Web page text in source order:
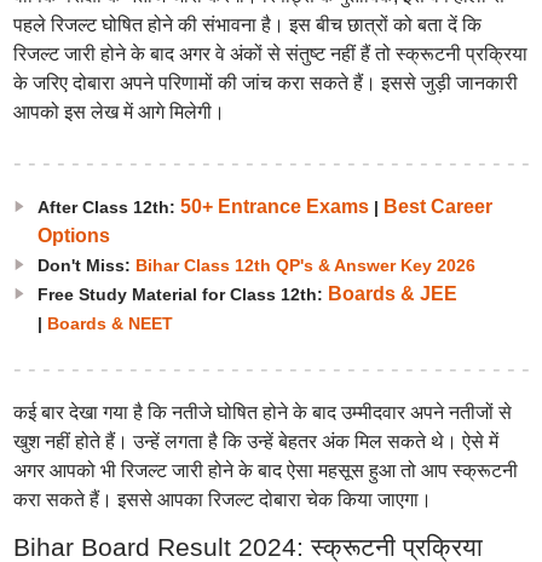
पहले रिजल्ट घोषित होने की संभावना है। इस बीच छात्रों को बता दें कि
रिजल्ट जारी होने के बाद अगर वे अंकों से संतुष्ट नहीं हैं तो स्क्रूटनी प्रक्रिया
के जरिए दोबारा अपने परिणामों की जांच करा सकते हैं। इससे जुड़ी जानकारी
आपको इस लेख में आगे मिलेगी।
After Class 12th: 50+ Entrance Exams| Best Career
Options
Don't Miss: Bihar Class 12th QP's & Answer Key 2026
Free Study Material for Class 12th: Boards & JEE
| Boards & NEET
कई बार देखा गया है कि नतीजे घोषित होने के बाद उम्मीदवार अपने नतीजों से
खुश नहीं होते हैं। उन्हें लगता है कि उन्हें बेहतर अंक मिल सकते थे। ऐसे में
अगर आपको भी रिजल्ट जारी होने के बाद ऐसा महसूस हुआ तो आप स्क्रूटनी
करा सकते हैं। इससे आपका रिजल्ट दोबारा चेक किया जाएगा।
Bihar Board Result 2024: स्क्रूटनी प्रक्रिया